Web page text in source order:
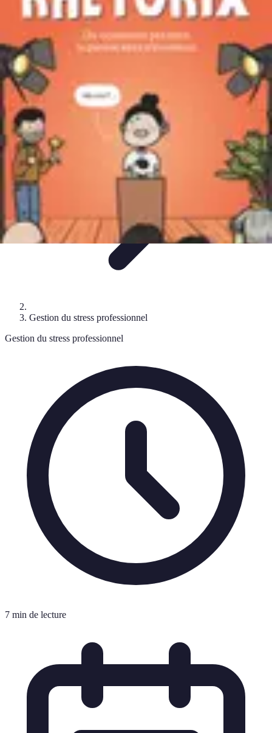
Stress Zéro
Gestion du StressMéthodes de Relaxation
Techniques de
Gestion du stress professionnel
Stress Zéro
Gestion du stress professionnel
Gestion du stress professionnel
7 min de lecture